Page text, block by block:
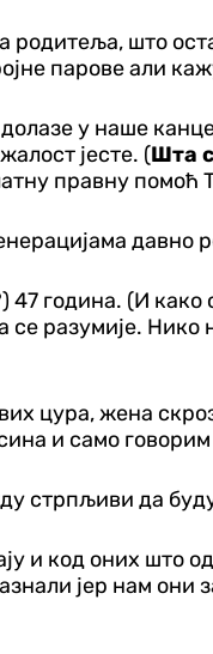
родитеља, што
парове али
у наше
јесте. (Шта
правну помоћ
давно
47 година. (И
се разумије.
цура, жена
и само
стрпљиви да
и код оних што
јер нам они